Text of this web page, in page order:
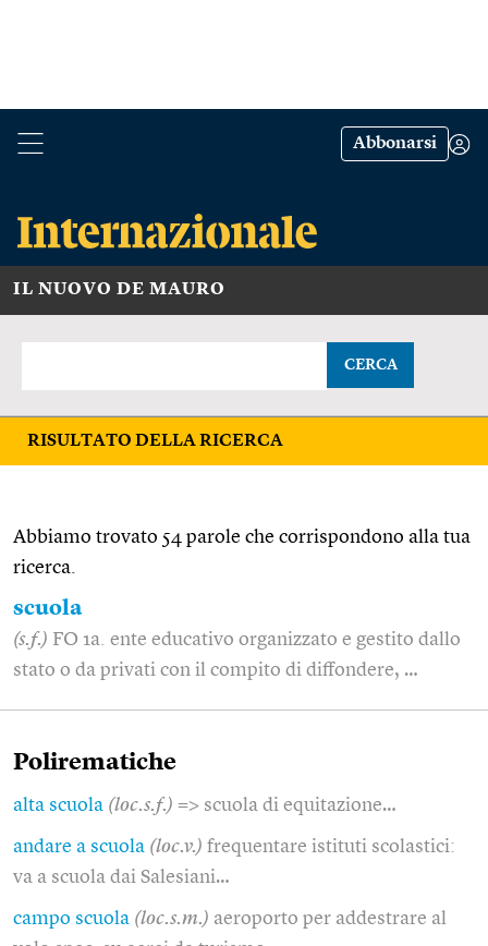
Abbonarsi
IL NUOVO DE MAURO
CERCA
RISULTATO DELLA RICERCA
Abbiamo trovato 54 parole che corrispondono alla tua
ricerca.
scuola
(s.f.) FO 1a. ente educativo organizzato e gestito dallo
stato o da privati con il compito di diffondere, …
Polirematiche
alta scuola (loc.s.f.) => scuola di equitazione…
andare a scuola (loc.v.) frequentare istituti scolastici:
va a scuola dai Salesiani…
campo scuola (loc.s.m.) aeroporto per addestrare al